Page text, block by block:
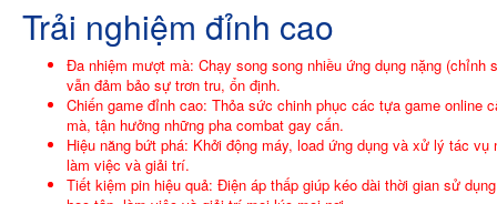
Trải nghiệm đỉnh cao
Đa nhiệm mượt mà: Chạy song song nhiều ứng dụng nặng (chỉnh
vẫn đảm bảo sự trơn tru, ổn định.
Chiến game đỉnh cao: Thỏa sức chinh phục các tựa game online
mà, tận hưởng những pha combat gay cấn.
Hiệu năng bứt phá: Khởi động máy, load ứng dụng và xử lý tác
làm việc và giải trí.
Tiết kiệm pin hiệu quả: Điện áp thấp giúp kéo dài thời gian sử